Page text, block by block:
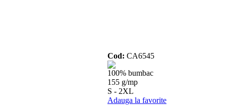
Cod: CA6545
100% bumbac
155 g/mp
S - 2XL
Adauga la favorite